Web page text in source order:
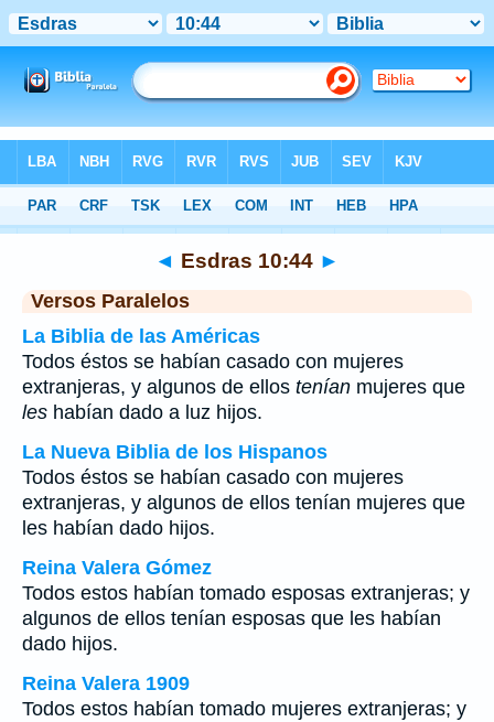
>Esdras> Capítulo 10 > Verso 44
◄ Esdras 10:44 ►
Versos Paralelos
La Biblia de las Américas
Todos éstos se habían casado con mujeres
extranjeras, y algunos de ellos tenían mujeres que
les habían dado a luz hijos.
La Nueva Biblia de los Hispanos
Todos éstos se habían casado con mujeres
extranjeras, y algunos de ellos tenían mujeres que
les habían dado hijos.
Reina Valera Gómez
Todos estos habían tomado esposas extranjeras; y
algunos de ellos tenían esposas que les habían
dado hijos.
Reina Valera 1909
Todos estos habían tomado mujeres extranjeras; y